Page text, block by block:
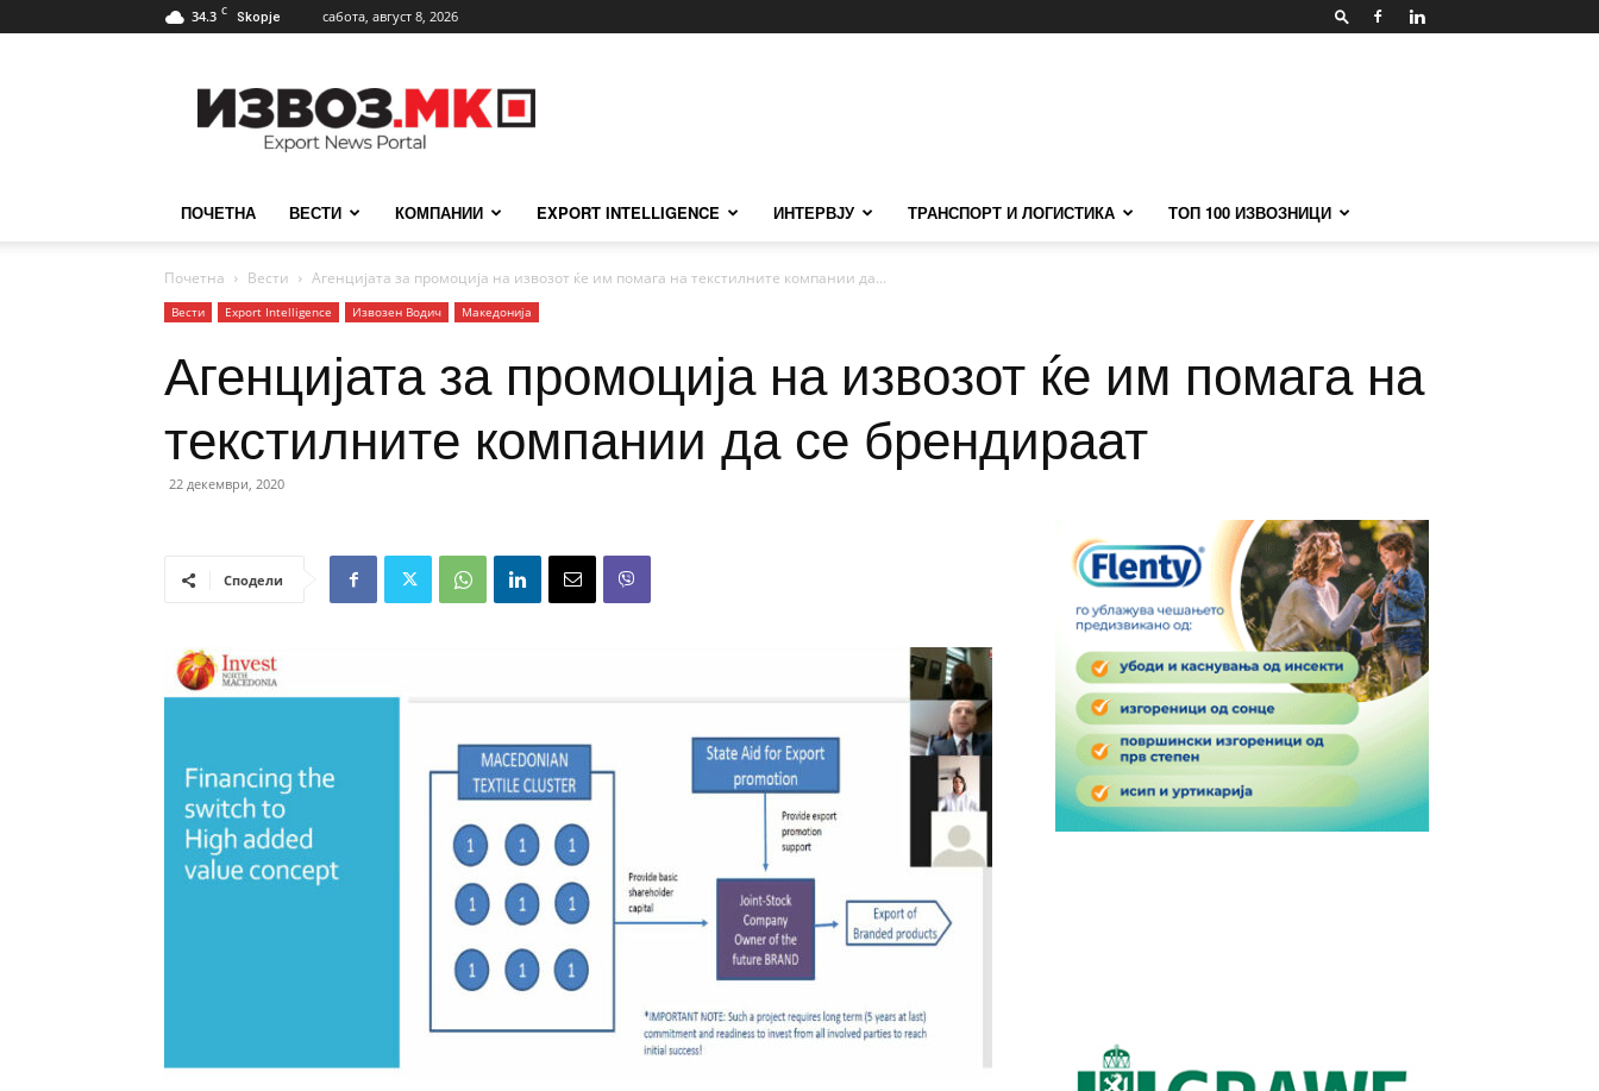
34.3 C Skopje сабота, август 8, 2026
ПОЧЕТНА ВЕСТИ КОМПАНИИ EXPORT INTELLIGENCE ИНТЕРВЈУ ТРАНСПОРТ И ЛОГИСТИКА ТОП 100 ИЗВОЗНИЦИ
Почетна Вести Агенцијата за промоција на извозот ќе им помага на текстилните компании да...
Вести Еxport Intelligence Извозен Водич Македонија
Агенцијата за промоција на извозот ќе им помага на
текстилните компании да се брендираат
22 декември, 2020
Сподели